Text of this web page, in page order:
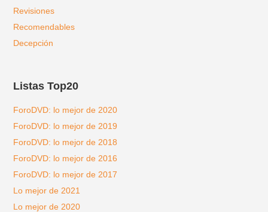
Revisiones
Recomendables
Decepción
Listas Top20
ForoDVD: lo mejor de 2020
ForoDVD: lo mejor de 2019
ForoDVD: lo mejor de 2018
ForoDVD: lo mejor de 2016
ForoDVD: lo mejor de 2017
Lo mejor de 2021
Lo mejor de 2020